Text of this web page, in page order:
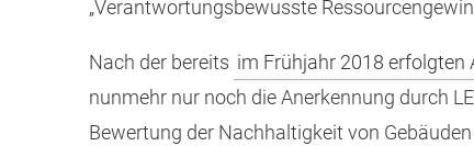
„Verantwortungsbewusste
Nach der bereits im Frühjahr 2018 erfolgten
nunmehr nur noch die Anerkennung durch
Bewertung der Nachhaltigkeit von